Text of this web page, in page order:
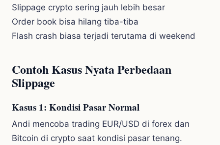
Slippage crypto sering jauh lebih besar
Order book bisa hilang tiba-tiba
Flash crash biasa terjadi terutama di weekend
Contoh Kasus Nyata Perbedaan
Slippage
Kasus 1: Kondisi Pasar Normal
Andi mencoba trading EUR/USD di forex dan
Bitcoin di crypto saat kondisi pasar tenang.